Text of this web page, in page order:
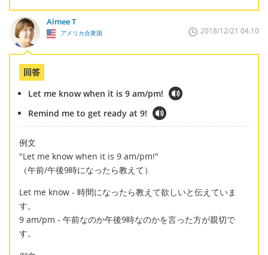
Aimee T
アメリカ合衆国 2018/12/21 04:10
回答
Let me know when it is 9 am/pm!
Remind me to get ready at 9!
例文
"Let me know when it is 9 am/pm!"
（午前/午後9時になったら教えて）
Let me know - 時間になったら教えて欲しいと伝えていま
す。
9 am/pm - 午前なのか午後9時なのかを言った方が親切で
す。